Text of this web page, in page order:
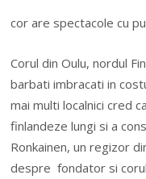
cor are spectacole cu
Corul din Oulu, nordul
barbati imbracati in
mai multi localnici cred
finlandeze lungi si a
Ronkainen, un regizor
despre fondator si